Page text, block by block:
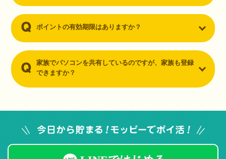
ポイントの有効期限はありますか？
家族でパソコンを共有しているのですが、家族も登録
できますか？